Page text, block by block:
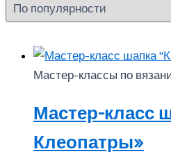
популярности
Мастер-классы по
Мастер-класс
Клеопатры»